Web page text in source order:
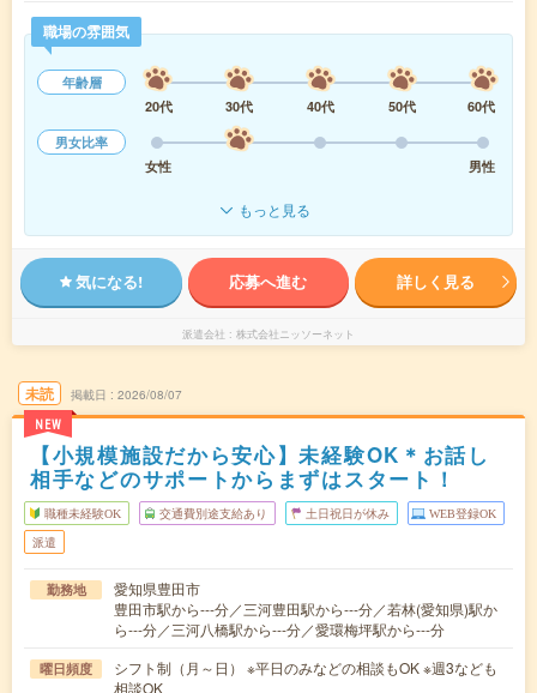
職場の雰囲気
年齢層
20代
30代 40代 50代
60代
男女比率
女性
男性
もっと見る
気になる! 応募へ進む 詳しく見る
派遣会社 株式会社ニッソーネット
未読
NEW
掲載日 2026/08/07
【小規模施設だから安心】未経験OK＊お話し
相手などのサポートからまずはスタート！
職種未経験OK 交通費別途支給あり 土日祝日が休み WEB登録OK
派遣
勤務地
愛知県豊田市
豊田市駅から---分／三河豊田駅から---分／若林(愛知県)駅か
ら---分／三河八橋駅から---分／愛環梅坪駅から---分
曜日頻度
シフト制（月～日） ※平日のみなどの相談もOK ※週3なども
相談OK